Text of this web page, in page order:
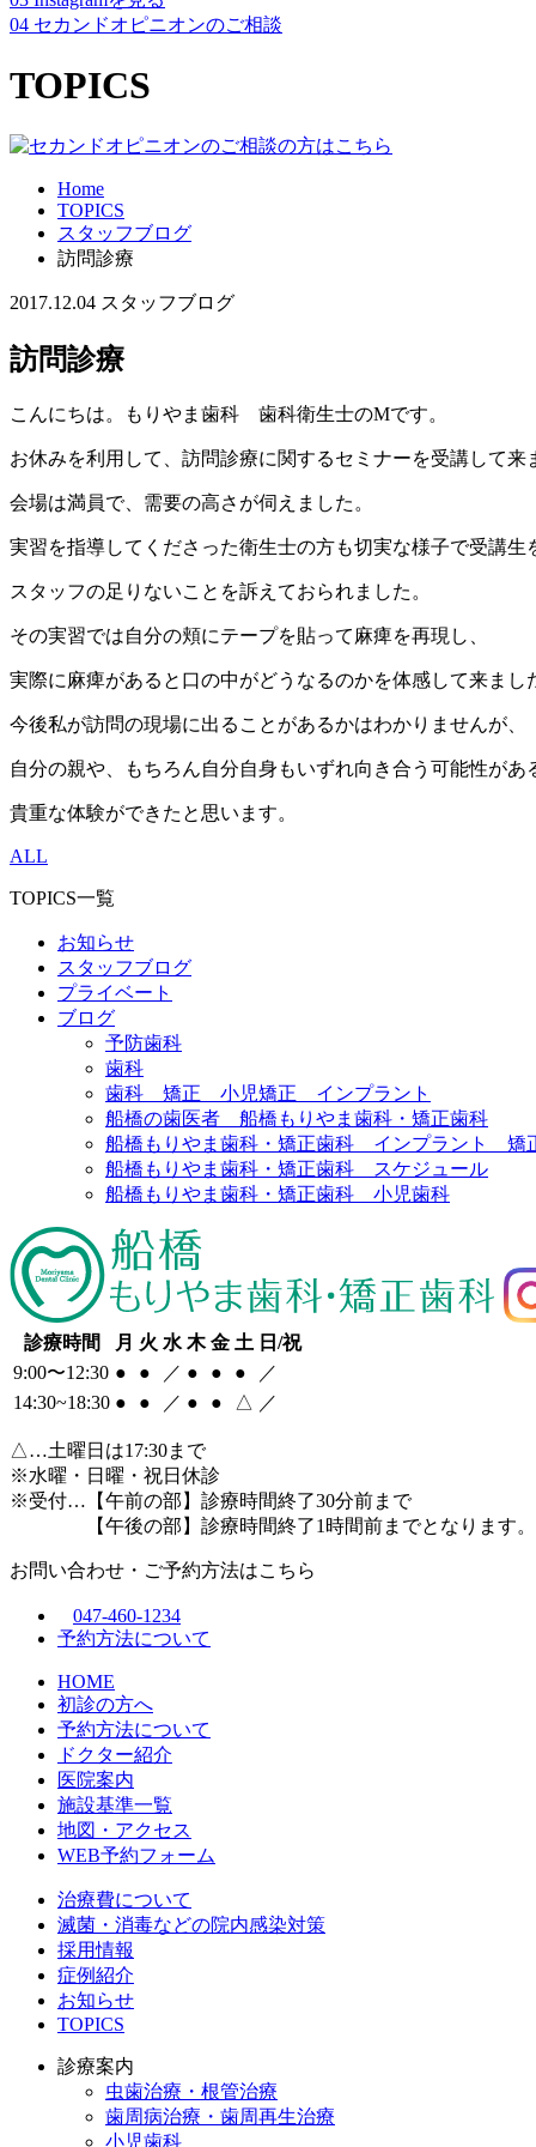
04 セカンドオピニオンのご相談
TOPICS
Home
TOPICS
スタッフブログ
訪問診療
2017.12.04 スタッフブログ
訪問診療
こんにちは。もりやま歯科 歯科衛生士のMです。
お休みを利用して、訪問診療に関するセミナーを受講して来
会場は満員で、需要の高さが伺えました。
実習を指導してくださった衛生士の方も切実な様子で受講生
スタッフの足りないことを訴えておられました。
その実習では自分の頬にテープを貼って麻痺を再現し、
実際に麻痺があると口の中がどうなるのかを体感して来まし
今後私が訪問の現場に出ることがあるかはわかりませんが、
自分の親や、もちろん自分自身もいずれ向き合う可能性があ
貴重な体験ができたと思います。
ALL
TOPICS一覧
お知らせ
スタッフブログ
プライベート
ブログ
予防歯科
歯科
歯科 矯正 小児矯正 インプラント
船橋の歯医者 船橋もりやま歯科・矯正歯科
船橋もりやま歯科・矯正歯科 インプラント 矯
船橋もりやま歯科・矯正歯科 スケジュール
船橋もりやま歯科・矯正歯科 小児歯科
診療時間 月 火 水 木 金 土 日/祝
9:00〜12:30 ● ● ／ ● ● ●
／
14:30~18:30 ● ● ／ ● ● △ ／
△…土曜日は17:30まで
※水曜・日曜・祝日休診
※受付…【午前の部】診療時間終了30分前まで
【午後の部】診療時間終了1時間前までとなります。
お問い合わせ・ご予約方法はこちら
047-460-1234
予約方法について
HOME
初診の方へ
予約方法について
ドクター紹介
医院案内
施設基準一覧
地図・アクセス
WEB予約フォーム
治療費について
滅菌・消毒などの院内感染対策
採用情報
症例紹介
お知らせ
TOPICS
診療案内
虫歯治療・根管治療
歯周病治療・歯周再生治療
小児歯科